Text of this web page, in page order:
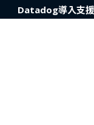
Datadog導入支援